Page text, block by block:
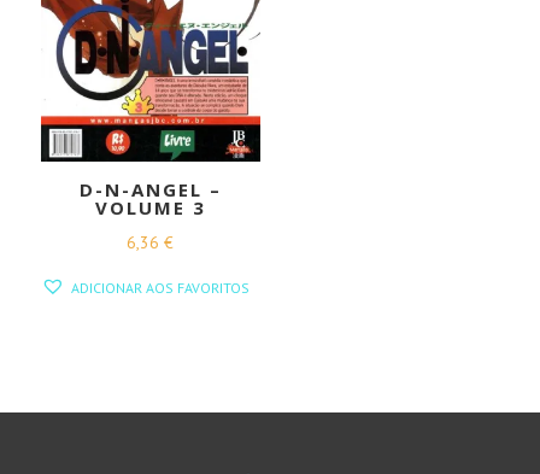
D-N-ANGEL –
VOLUME 3
6,36€
ADICIONAR AOS FAVORITOS